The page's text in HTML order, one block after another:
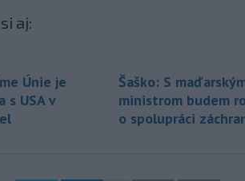
aj:
Únie je
s USA v
Šaško: S
ministrom budem
o spolupráci